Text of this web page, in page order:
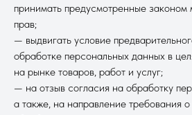
принимать предусмотренные
прав;
— выдвигать условие
обработке персональных данных в
на рынке товаров, работ и услуг;
— на отзыв согласия на обработку
а также, на направление требования